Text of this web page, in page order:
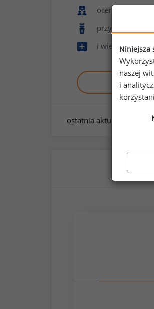
ocenę poziomu
przyznawane
i wiele innych
Zobacz
ostatnia aktualizacja:
Niniejsza
naszej
i